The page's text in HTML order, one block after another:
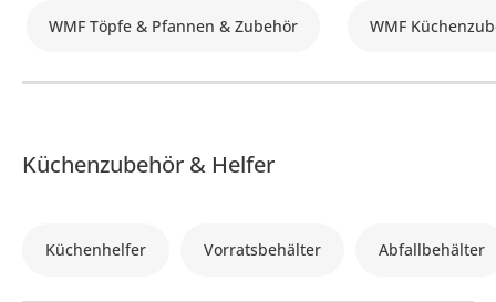
WMF Töpfe & Pfannen & Zubehör WMF
Küchenzubehör & Helfer
Küchenhelfer Vorratsbehälter Abfallbehälter